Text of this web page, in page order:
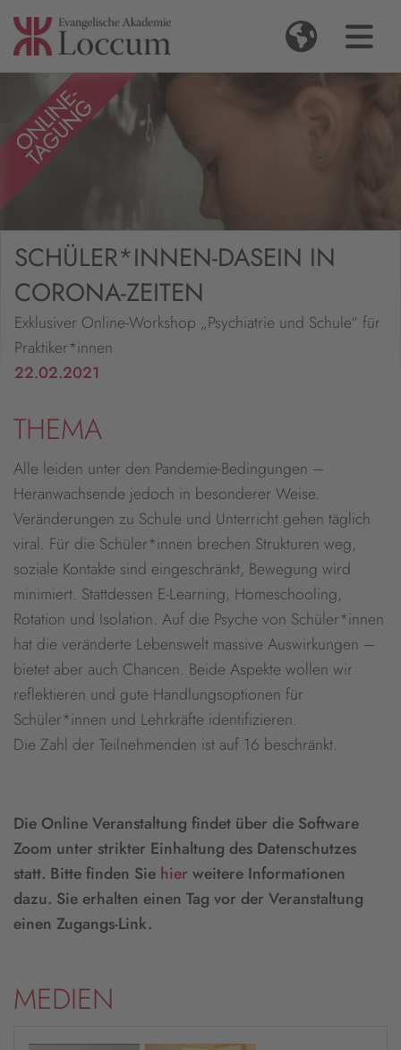
SCHÜLER*INNEN-DASEIN IN
CORONA-ZEITEN
Exklusiver Online-Workshop „Psychiatrie und Schule“ für
Praktiker*innen
22.02.2021
THEMA
Alle leiden unter den Pandemie-Bedingungen –
Heranwachsende jedoch in besonderer Weise.
Veränderungen zu Schule und Unterricht gehen täglich
viral. Für die Schüler*innen brechen Strukturen weg,
soziale Kontakte sind eingeschränkt, Bewegung wird
minimiert. Stattdessen E-Learning, Homeschooling,
Rotation und Isolation. Auf die Psyche von Schüler*innen
hat die veränderte Lebenswelt massive Auswirkungen –
bietet aber auch Chancen. Beide Aspekte wollen wir
reflektieren und gute Handlungsoptionen für
Schüler*innen und Lehrkräfte identifizieren.
Die Zahl der Teilnehmenden ist auf 16 beschränkt.
Die Online Veranstaltung findet über die Software
Zoom unter strikter Einhaltung des Datenschutzes
statt. Bitte finden Sie hier weitere Informationen
dazu. Sie erhalten einen Tag vor der Veranstaltung
einen Zugangs-Link.
MEDIEN